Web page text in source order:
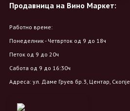
Продавница на Вино Маркет:
Работно време:
Понеделник - Четврток од 9 до 18ч
Петок од 9 до 20ч
Сабота од 9 до 16:30ч
Адреса: ул. Даме Груев бр.3, Центар, Скопје